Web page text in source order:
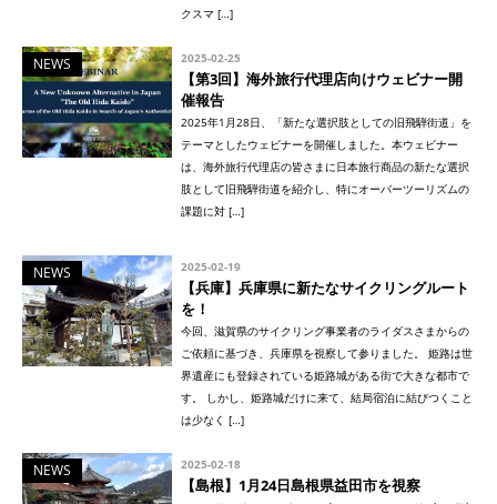
クスマ […]
NEWS 2025-02-25
【第3回】海外旅行代理店向けウェビナー開
催報告
2025年1月28日、「新たな選択肢としての旧飛騨街道」を
テーマとしたウェビナーを開催しました。本ウェビナー
は、海外旅行代理店の皆さまに日本旅行商品の新たな選択
肢として旧飛騨街道を紹介し、特にオーバーツーリズムの
課題に対 […]
NEWS 2025-02-19
【兵庫】兵庫県に新たなサイクリングルート
を！
今回、滋賀県のサイクリング事業者のライダスさまからの
ご依頼に基づき、兵庫県を視察して参りました。 姫路は世
界遺産にも登録されている姫路城がある街で大きな都市で
す。 しかし、姫路城だけに来て、結局宿泊に結びつくこと
は少なく […]
NEWS 2025-02-18
【島根】1月24日島根県益田市を視察